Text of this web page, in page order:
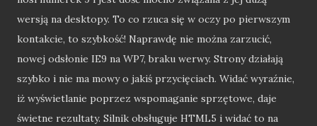
wersją na desktopy. To co rzuca się w oczy po pierwszym
kontakcie, to szybkość! Naprawdę nie można zarzucić,
nowej odsłonie IE9 na WP7, braku werwy. Strony działają
szybko i nie ma mowy o jakiś przycięciach. Widać wyraźnie,
iż wyświetlanie poprzez wspomaganie sprzętowe, daje
świetne rezultaty. Silnik obsługuje HTML5 i widać to na